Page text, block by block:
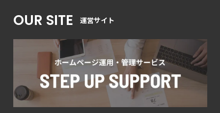
OUR SITE 運営サイト